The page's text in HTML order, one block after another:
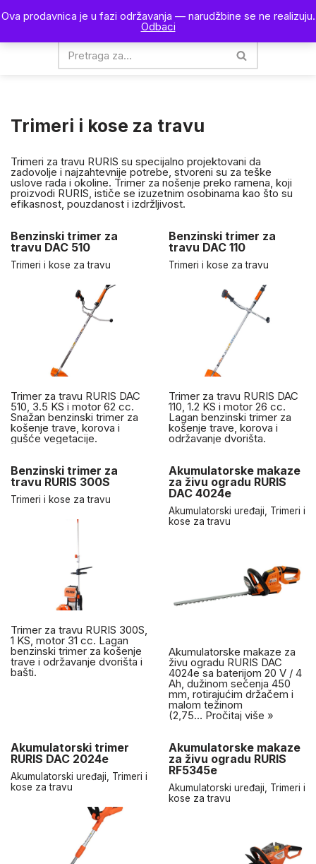
Ova prodavnica je u fazi održavanja — narudžbine se ne realizuju.
Odbaci
na
0
Trimeri i kose za travu
Trimeri za travu RURIS su specijalno projektovani da
zadovolje i najzahtevnije potrebe, stvoreni su za teške
uslove rada i okoline. Trimer za nošenje preko ramena, koji
proizvodi RURIS, ističe se izuzetnim osobinama kao što su
efikasnost, pouzdanost i izdržljivost.
Benzinski trimer za
travu DAC 510
Trimeri i kose za travu
Trimer za travu RURIS DAC
510, 3.5 KS i motor 62 cc.
Snažan benzinski trimer za
košenje trave, korova i
gušće vegetacije.
Benzinski trimer za
travu DAC 110
Trimeri i kose za travu
Trimer za travu RURIS DAC
110, 1.2 KS i motor 26 cc.
Lagan benzinski trimer za
košenje trave, korova i
održavanje dvorišta.
Benzinski trimer za
travu RURIS 300S
Trimeri i kose za travu
Trimer za travu RURIS 300S,
1 KS, motor 31 cc. Lagan
benzinski trimer za košenje
trave i održavanje dvorišta i
bašti.
Akumulatorske makaze
za živu ogradu RURIS
DAC 4024e
Akumulatorski uređaji
Trimeri i
kose za travu
Akumulatorske makaze za
živu ogradu RURIS DAC
4024e sa baterijom 20 V / 4
Ah, dužinom sečenja 450
mm, rotirajućim držačem i
malom težinom
(2,75… Pročitaj više »
Akumulatorski trimer
RURIS DAC 2024e
Akumulatorski uređaji
Trimeri i
kose za travu
Akumulatorske makaze
za živu ogradu RURIS
RF5345e
Akumulatorski uređaji
Trimeri i
kose za travu